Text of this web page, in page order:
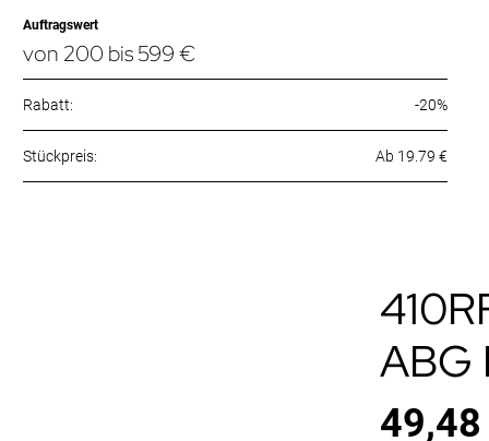
Auftragswert
von 200 bis 599 €
Rabatt: -20%
Ab 19.79 €
ABG
49,48